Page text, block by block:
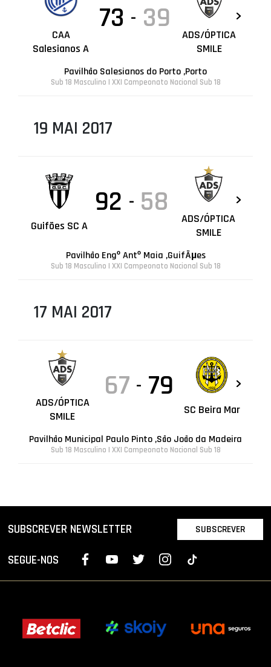
CAA
Salesianos A
73 - 39
ADS/ÓPTICA
SMILE
Pavilhão Salesianos do Porto ,Porto
Sub 18 Masculino | XXI Campeonato Nacional Sub 18
19 MAI 2017
Guifões SC A
92 - 58
ADS/ÓPTICA
SMILE
Pavilhão Engº Antº Maia ,GuifÃµes
Sub 18 Masculino | XXI Campeonato Nacional Sub 18
17 MAI 2017
ADS/ÓPTICA
SMILE
67 - 79
SC Beira Mar
Pavilhão Municipal Paulo Pinto ,São João da Madeira
Sub 18 Masculino | XXI Campeonato Nacional Sub 18
SUBSCREVER NEWSLETTER SUBSCREVER
SEGUE-NOS